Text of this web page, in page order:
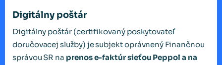
Digitálny poštár
Digitálny poštár (certifikovaný poskytovateľ
doručovacej služby) je subjekt oprávnený Finančnou
správou SR na prenos e-faktúr sieťou Peppol a na